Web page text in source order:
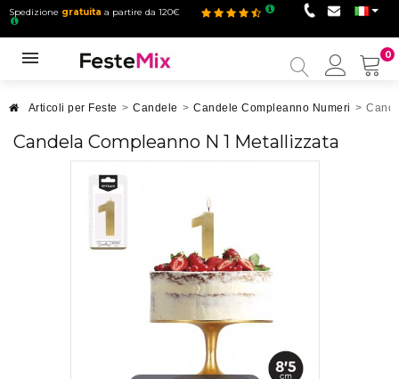
Spedizione gratuita a partire da 120€
0
mio
Articoli per Feste > Candele > Candele Compleanno Numeri >
Candela Compleanno N 1 Metallizzata